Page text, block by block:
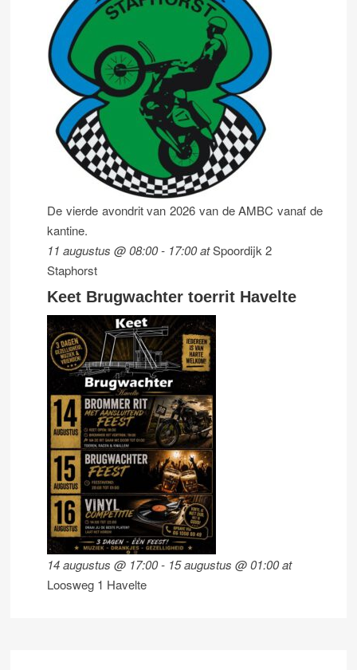
De vierde avondrit van 2026 van de AMBC vanaf de
kantine.
11 augustus @ 08:00- 17:00atSpoordijk 2
Staphorst
Keet Brugwachter toerrit Havelte
14 augustus @ 17:00- 15 augustus @ 01:00at
Loosweg 1 Havelte